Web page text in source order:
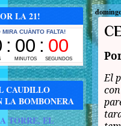
El
LA 21!
CAUDILLO
LA BOMBONERA
TORRE, EL